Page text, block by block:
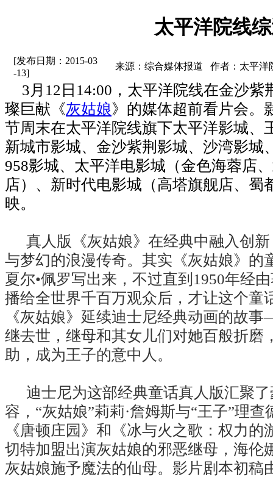
太平洋院线
[发布日期：2015-03
-13]
来源：综合媒体报道 作者：太平洋
3 月 12 日 14:00 ，太平洋院线在金沙
璨巨献《灰姑娘》的媒体超前看片会。
节周末在太平洋院线旗下太平洋影城、
新城市影城、金沙紫荆影城、沙湾影城
958影城、太平洋电影城（金色海蓉店
店）、新时代电影城（高塔旗舰店、蜀
映。
真人版《灰姑娘》在经典中融入创
与梦幻的浪漫传奇。其实《灰姑娘》的
夏尔•佩罗写出来，不过直到 1950年经
播给全世界千百万观众后，才让这个童
《灰姑娘》延续迪士尼经典动画的故
继去世，继母和其女儿们对她百般折磨
助，成为王子的意中人。
迪士尼为这部经典童话真人版汇聚
容，“灰姑娘”莉莉·詹姆斯与“王子”理
《唐顿庄园》和《冰与火之歌：权力的
切特加盟出演灰姑娘的邪恶继母，海伦
灰姑娘施予魔法的仙母。影片剧本初稿